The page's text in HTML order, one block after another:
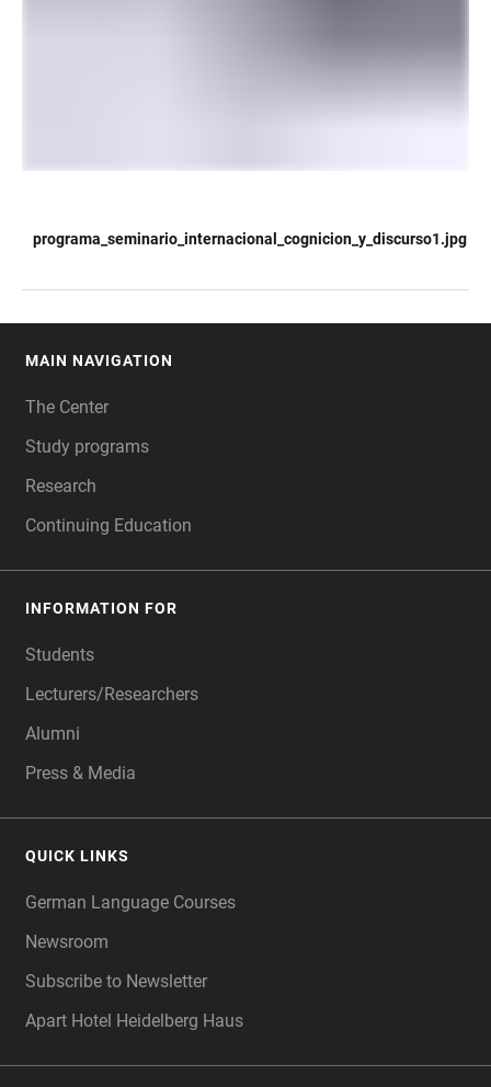
programa_seminario_internacional_cognicion_y_discurso1.jpg
MAIN NAVIGATION
The Center
Study programs
Research
Continuing Education
INFORMATION FOR
Students
Lecturers/Researchers
Alumni
Press & Media
QUICK LINKS
German Language Courses
Newsroom
Subscribe to Newsletter
Apart Hotel Heidelberg Haus